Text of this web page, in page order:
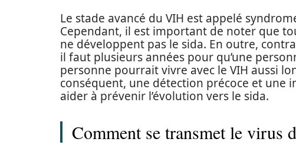
Le stade avancé du VIH est appelé
Cependant, il est important de noter que
ne développent pas le sida. En outre,
il faut plusieurs années pour qu’une
personne pourrait vivre avec le VIH aussi
conséquent, une détection précoce et
aider à prévenir l’évolution vers le sida.
Comment se transmet le virus